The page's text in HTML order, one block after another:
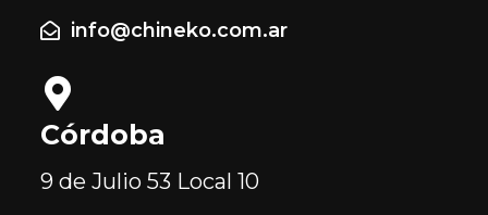
info@chineko.com.ar
Córdoba
9 de Julio 53 Local 10